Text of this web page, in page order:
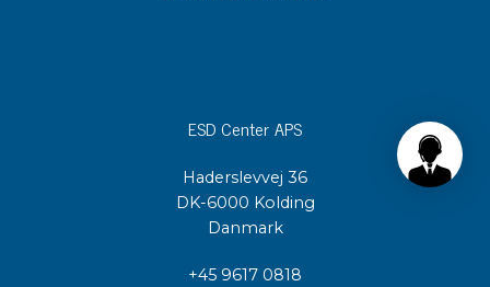
ESD Center APS
Haderslevvej 36
DK-6000 Kolding
Danmark
+45 9617 0818